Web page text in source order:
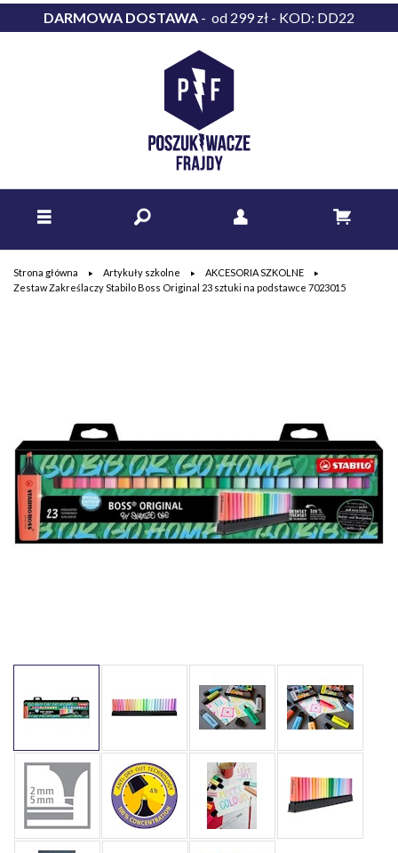
DARMOWA DOSTAWA - od 299 zł - KOD: DD22
Strona główna Artykuły szkolne
AKCESORIA SZKOLNE
Zestaw Zakreślaczy Stabilo Boss Original 23 sztuki na podstawce 7023015